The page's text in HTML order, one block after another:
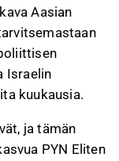
Aasian
Israelin
kuukausia.
ja tämän
PYN Eliten